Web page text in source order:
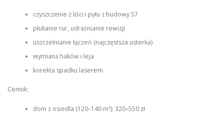
czyszczenie z liści i pyłu z budowy S7
płukanie rur, udrażnianie rewizji
uszczelnianie łączeń (najczęstsza usterka)
wymiana haków i leja
korekta spadku laserem
Cennik:
dom z osiedla (120–140 m²): 320–550 zł